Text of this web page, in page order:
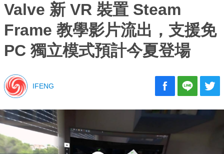
Valve 新 VR 裝置 Steam
Frame 教學影片流出，支援免
PC 獨立模式預計今夏登場
IFENG